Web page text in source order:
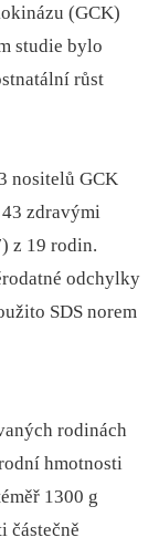
(GCK)
studie bylo
růst
nositelů GCK
zdravými
z 19 rodin.
odchylky
SDS norem
rodinách
hmotnosti
1300 g
částečně